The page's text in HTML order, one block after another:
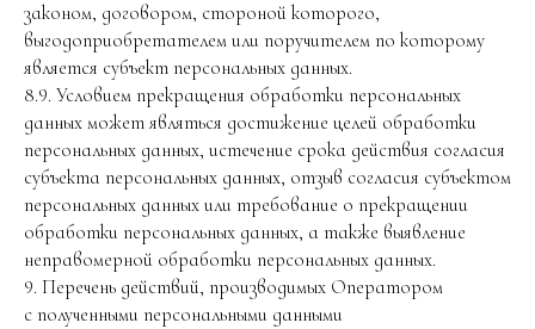
законом, договором, стороной которого,
выгодоприобретателем или поручителем по которому
является субъект персональных данных.
8.9. Условием прекращения обработки персональных
данных может являться достижение целей обработки
персональных данных, истечение срока действия согласия
субъекта персональных данных, отзыв согласия субъектом
персональных данных или требование о прекращении
обработки персональных данных, а также выявление
неправомерной обработки персональных данных.
9. Перечень действий, производимых Оператором
с полученными персональными данными